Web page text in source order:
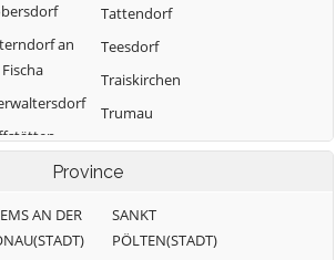
an
Tattendorf
Teesdorf
Traiskirchen
Trumau
Weissenbach an
der Triesting
Province
AN DER
SANKT
PÖLTEN(STADT)